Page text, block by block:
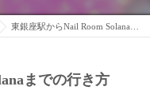
東銀座駅からNail Room Solanaまでの行き方
までの行き方